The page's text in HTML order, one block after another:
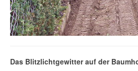
Das Blitzlichtgewitter auf der